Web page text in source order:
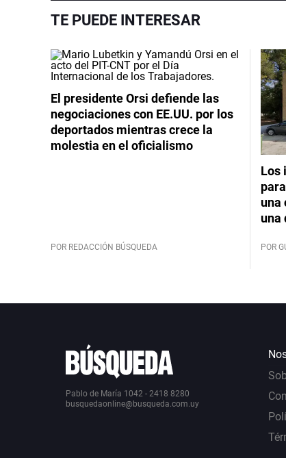
TE PUEDE INTERESAR
El presidente Orsi defiende las
negociaciones con EE.UU. por los
deportados mientras crece la
molestia en el oficialismo
POR REDACCIÓN BÚSQUEDA
Los
una
una
POR
Pablo de María 1042 - 2418 8280
busquedaonline@busqueda.com.uy